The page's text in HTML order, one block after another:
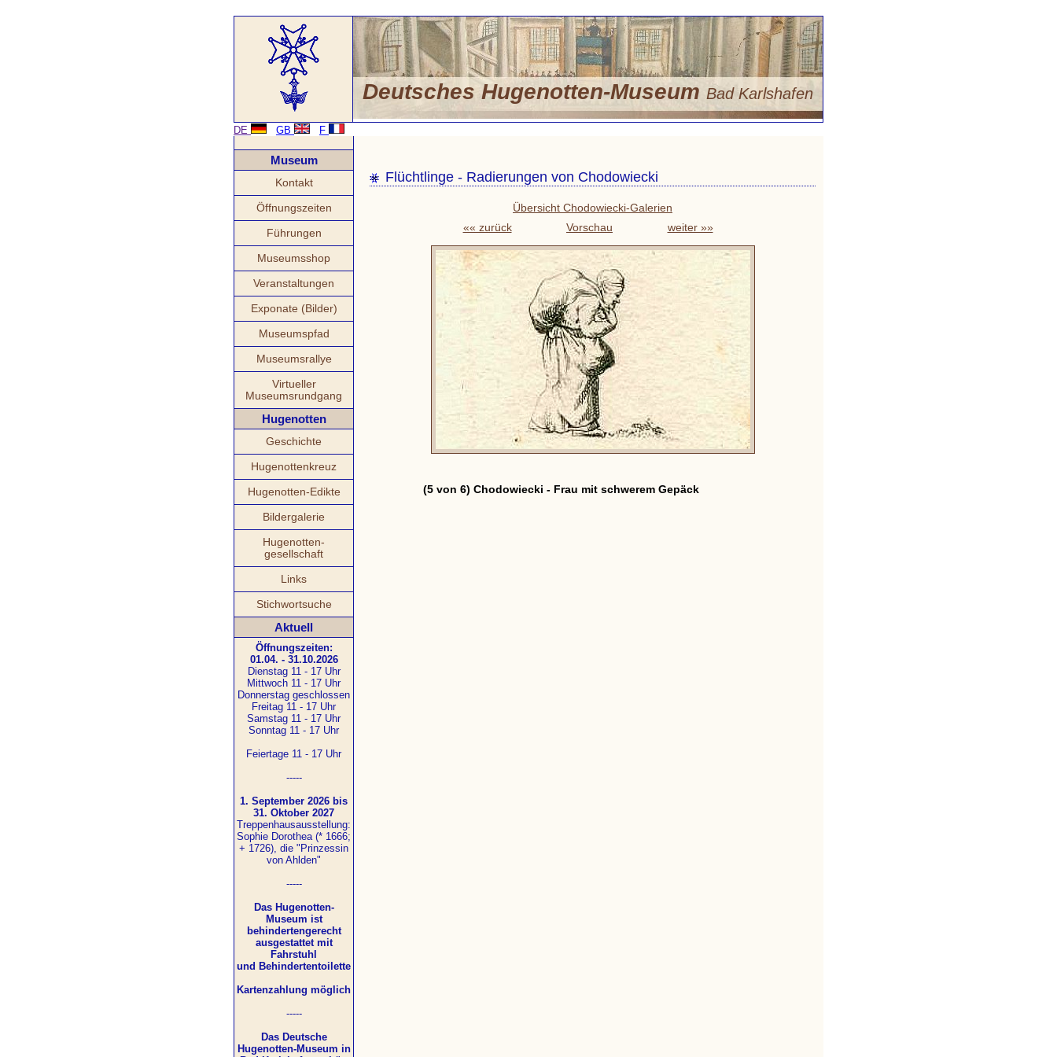
Deutsches Hugenotten-Museum Bad Karlshafen
DE GB F
Museum
Kontakt
Öffnungszeiten
Führungen
Museumsshop
Veranstaltungen
Exponate (Bilder)
Museumspfad
Museumsrallye
Virtueller
Museumsrundgang
Hugenotten
Geschichte
Hugenottenkreuz
Hugenotten-Edikte
Bildergalerie
Hugenotten-
gesellschaft
Links
Stichwortsuche
Aktuell
Öffnungszeiten:
01.04. - 31.10.2026
Dienstag 11 - 17 Uhr
Mittwoch 11 - 17 Uhr
Donnerstag geschlossen
Freitag 11 - 17 Uhr
Samstag 11 - 17 Uhr
Sonntag 11 - 17 Uhr
Feiertage 11 - 17 Uhr
-----
1. September 2026 bis
31. Oktober 2027
Treppenhausausstellung:
Sophie Dorothea (* 1666;
+ 1726), die "Prinzessin
von Ahlden"
-----
Das Hugenotten-
Museum ist
behindertengerecht
ausgestattet mit
Fahrstuhl
und Behindertentoilette
Kartenzahlung möglich
-----
Das Deutsche
Hugenotten-Museum in
Flüchtlinge - Radierungen von Chodowiecki
Übersicht Chodowiecki-Galerien
«« zurück
Vorschau weiter »»
(5 von 6) Chodowiecki - Frau mit schwerem Gepäck